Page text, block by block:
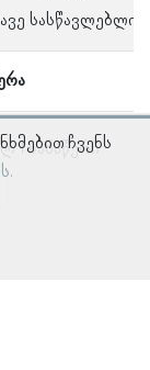
1 ჩანაწერი
ჩვენს